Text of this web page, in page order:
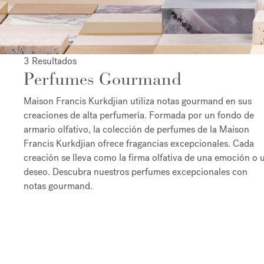
3 Resultados
Perfumes Gourmand
Maison Francis Kurkdjian utiliza notas gourmand en sus
creaciones de alta perfumería. Formada por un fondo de
armario olfativo, la colección de perfumes de la Maison
Francis Kurkdjian ofrece fragancias excepcionales. Cada
creación se lleva como la firma olfativa de una emoción o
deseo. Descubra nuestros perfumes excepcionales con
notas gourmand.